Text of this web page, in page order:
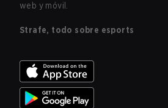
web y móvil.
Strafe, todo sobre esports